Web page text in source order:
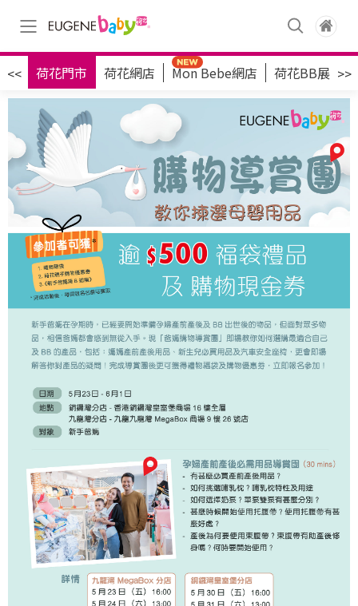
<<
訊 荷花門市 荷花網店 Mon Bebe網店 荷花BB展 >>